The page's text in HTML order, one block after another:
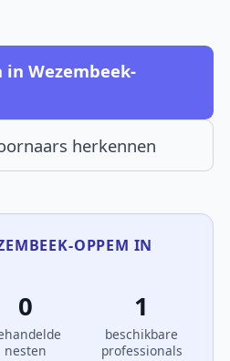
in Wezembeek-
herkennen
OPPEM IN
0
nesten
1
beschikbare
professionals